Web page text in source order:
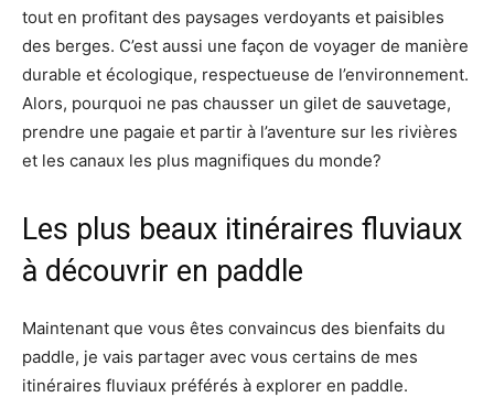
tout en profitant des paysages verdoyants et paisibles
des berges. C’est aussi une façon de voyager de manière
durable et écologique, respectueuse de l’environnement.
Alors, pourquoi ne pas chausser un gilet de sauvetage,
prendre une pagaie et partir à l’aventure sur les rivières
et les canaux les plus magnifiques du monde?
Les plus beaux itinéraires fluviaux
à découvrir en paddle
Maintenant que vous êtes convaincus des bienfaits du
paddle, je vais partager avec vous certains de mes
itinéraires fluviaux préférés à explorer en paddle.